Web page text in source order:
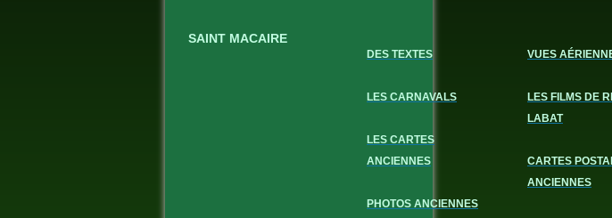
SAINT MACAIRE
DES TEXTES
LES CARNAVALS
LES CARTES
ANCIENNES
PHOTOS ANCIENNES
VUES
LES FILMS DE
LABAT
CARTES
ANCIENNES